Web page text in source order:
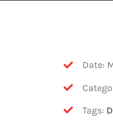
Date:
Tags: